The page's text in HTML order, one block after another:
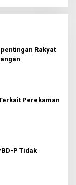
Rakyat
Perekaman
P Tidak